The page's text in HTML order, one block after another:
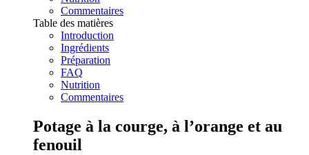
Commentaires
Table des matières
Introduction
Ingrédients
Préparation
FAQ
Nutrition
Commentaires
Potage à la courge, à l’orange et au
fenouil